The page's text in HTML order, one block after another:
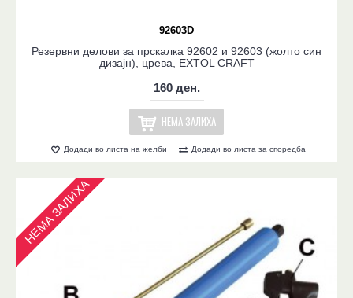
92603D
Резервни делови за прскалка 92602 и 92603 (жолто син
дизајн), црева, EXTOL CRAFT
160 ден.
НЕМА ЗАЛИХА
Додади во листа на желби Додади во листа за споредба
НЕМА ЗАЛИХА